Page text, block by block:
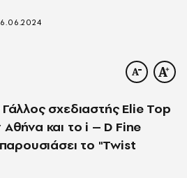
Γάλλος σχεδιαστής Elie Top
και το i – D Fine
το "Twist